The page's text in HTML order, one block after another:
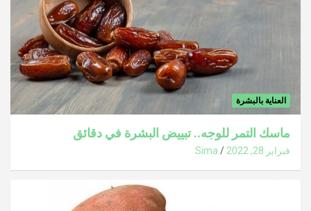
العناية بالبشرة
ماسك التمر للوجه.. تبييض البشرة في دقائق
فبراير 28, 2022 Sima